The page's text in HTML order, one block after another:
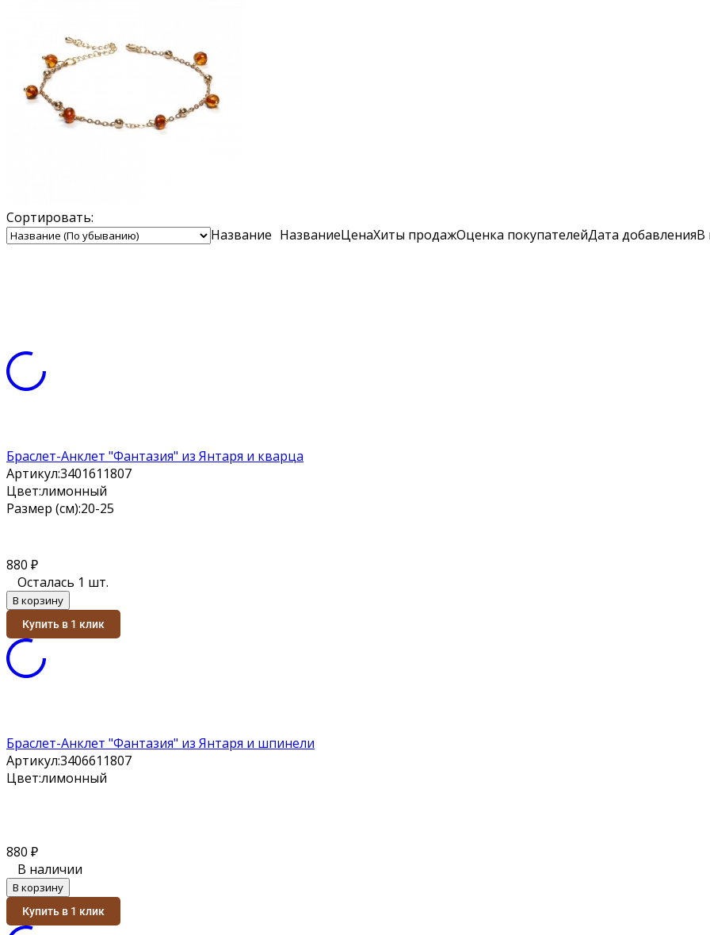
Сортировать:
Название НазваниеЦенаХиты продажОценка покупателейДата добавленияВ
Браслет-Анклет "Фантазия" из Янтаря и кварца
Артикул:3401611807
Цвет:лимонный
Размер (см):20-25
880 ₽
Осталась 1 шт.
В корзину
Купить в 1 клик
Браслет-Анклет "Фантазия" из Янтаря и шпинели
Артикул:3406611807
Цвет:лимонный
880 ₽
В наличии
В корзину
Купить в 1 клик